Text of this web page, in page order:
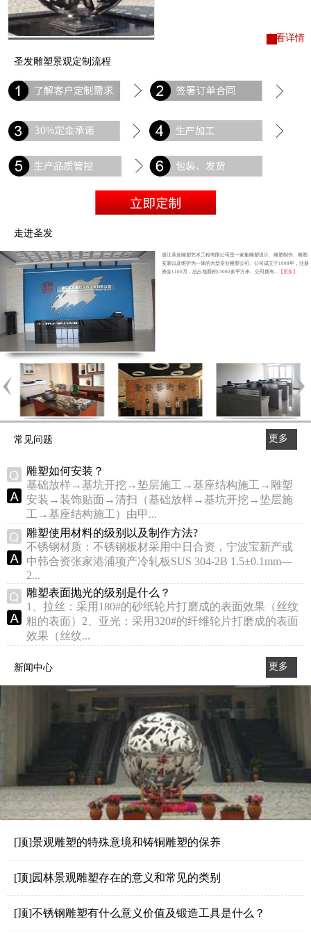
查看详情
圣发雕塑景观定制流程
走进圣发
浙江圣发雕塑艺术工程有限公司是一家集雕塑设计、雕塑制作、雕塑
安装以及维护为一体的大型专业雕塑公司。公司成立于1998年，注册
资金1100万，总占地面积13000多平方米。公司拥有...
【更多】
常见问题
更多
雕塑如何安装？
基础放样→基坑开挖→垫层施工→基座结构施工→雕塑
安装→装饰贴面→清扫（基础放样→基坑开挖→垫层施
工→基座结构施工）由甲...
雕塑使用材料的级别以及制作方法?
不锈钢材质：不锈钢板材采用中日合资，宁波宝新产或
中韩合资张家港浦项产冷轧板SUS 304-2B 1.5±0.1mm—
2...
雕塑表面抛光的级别是什么？
1、拉丝：采用180#的砂纸轮片打磨成的表面效果（丝纹
粗的表面）2、亚光：采用320#的纤维轮片打磨成的表面
效果（丝纹...
新闻中心
更多
>>
[顶]景观雕塑的特殊意境和铸铜雕塑的保养
[顶]园林景观雕塑存在的意义和常见的类别
[顶]不锈钢雕塑有什么意义价值及锻造工具是什么？